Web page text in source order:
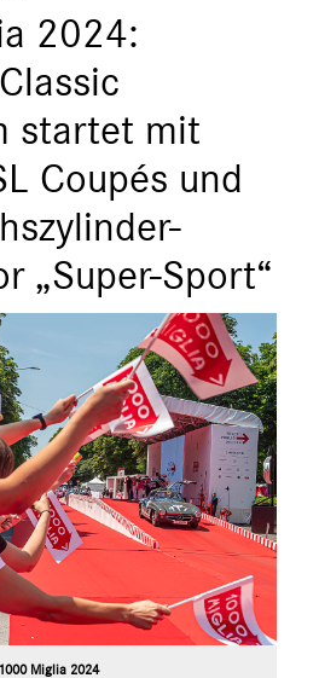
2024:
startet mit
Coupés und
„Super-Sport“
1000 Miglia 2024